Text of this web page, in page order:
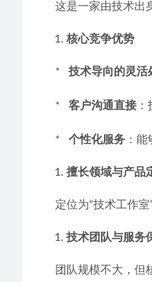
这是一家由技
核心竞争优势
    *
技术导向的灵活
    *
客户沟通直接
    *
个性化服务 ：
擅长领域与产品
定位为“技术工
技术团队与服务
团队规模不大